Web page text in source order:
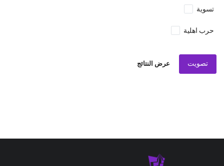
تسوية
حرب اهلية
تصويت عرض النتائج